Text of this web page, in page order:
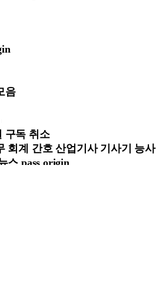
음
구독 취소
회계 간호 산업기사 기사기 능사
스 pass origin